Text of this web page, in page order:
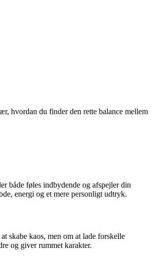
hvordan du finder den rette balance mellem
både føles indbydende og afspejler din
energi og et mere personligt udtryk.
skabe kaos, men om at lade forskelle
og giver rummet karakter.